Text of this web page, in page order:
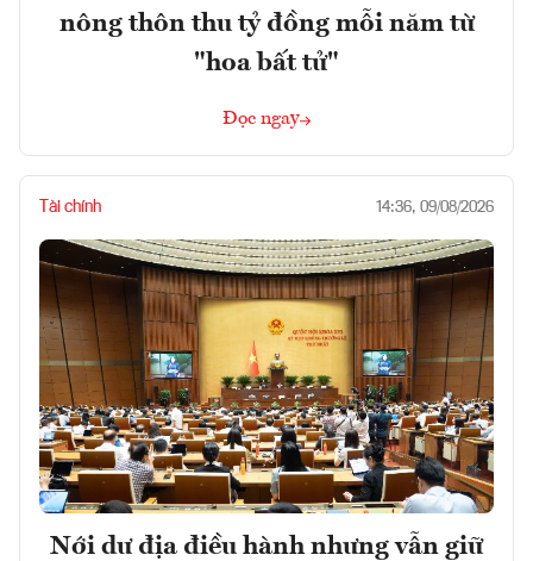
nông thôn thu tỷ đồng mỗi năm từ
"hoa bất tử"
Đọc ngay
Tài chính 14:36, 09/08/2026
Nới dư địa điều hành nhưng vẫn giữ